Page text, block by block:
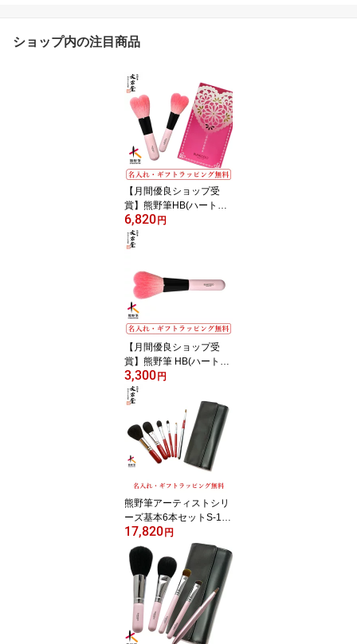
ショップ内の注目商品
【月間優良ショップ受
賞】熊野筆HB(ハート型)
シリーズ パウダー＆チー
ク2本set化粧筆 HB1 メ
イクブラシ セット(結婚
プレゼント 女性 退職祝
い 送別会 結婚祝い 誕生
日 記念日 20代 30代 40
代 50代 60代)【送料 名
入れ ラッピング無料】
6,820 円
【月間優良ショップ受
賞】熊野筆 HB(ハート型)
シリーズチークブラシ
【楽天ランキング1位獲
得(メイク道具部門)】HB
015熊野筆 化粧筆 メイク
ブラシ文宏堂(ぶんこうど
う)【ゆうパケットご利用
で送料無料】【名入れ・
3,300 円
熊野筆アーティストシリ
ーズ基本6本セットS-14
職人の手作り 熊野化粧筆
(メイクブラシ プレゼン
ト 女性 誕生日プレゼン
ト 退職祝い 送別会 結婚
祝い 誕生日 記念日 20代
30代 40代 50代 60代)
【送料・プレゼント包
装・名入れ無料】
17,820 円